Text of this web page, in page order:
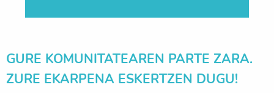
GURE KOMUNITATEAREN PARTE ZARA.
ZURE EKARPENA ESKERTZEN DUGU!